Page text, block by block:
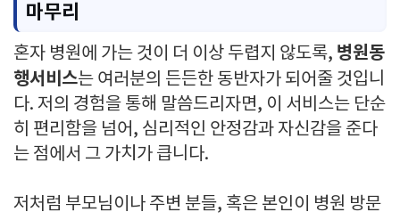
마무리
혼자 병원에 가는 것이 더 이상 두렵지 않도록, 병원동
행서비스는 여러분의 든든한 동반자가 되어줄 것입니
다. 저의 경험을 통해 말씀드리자면, 이 서비스는 단순
히 편리함을 넘어, 심리적인 안정감과 자신감을 준다
는 점에서 그 가치가 큽니다.
저처럼 부모님이나 주변 분들, 혹은 본인이 병원 방문